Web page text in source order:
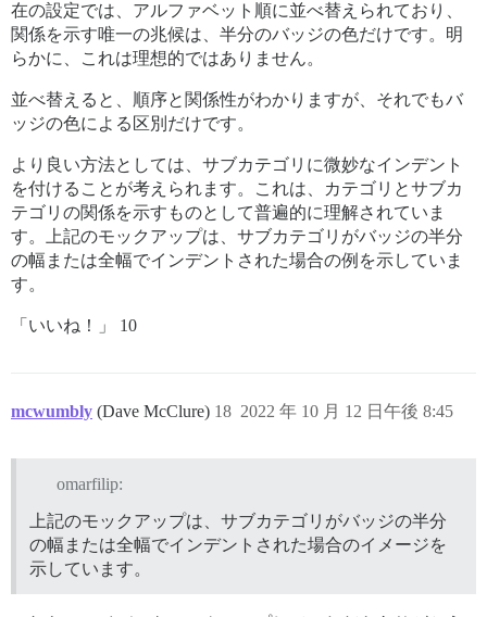
在の設定では、アルファベット順に並べ替えられており、
関係を示す唯一の兆候は、半分のバッジの色だけです。明
らかに、これは理想的ではありません。
並べ替えると、順序と関係性がわかりますが、それでもバ
ッジの色による区別だけです。
より良い方法としては、サブカテゴリに微妙なインデント
を付けることが考えられます。これは、カテゴリとサブカ
テゴリの関係を示すものとして普遍的に理解されていま
す。上記のモックアップは、サブカテゴリがバッジの半分
の幅または全幅でインデントされた場合の例を示していま
す。
「いいね！」 10
mcwumbly (Dave McClure) 2022 年 10 月 12 日午後 8:45
18
omarfilip:
上記のモックアップは、サブカテゴリがバッジの半分
の幅または全幅でインデントされた場合のイメージを
示しています。